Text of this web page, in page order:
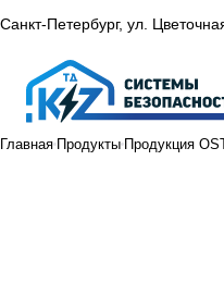
Санкт-Петербург, ул.
Главная Продукты Продукция